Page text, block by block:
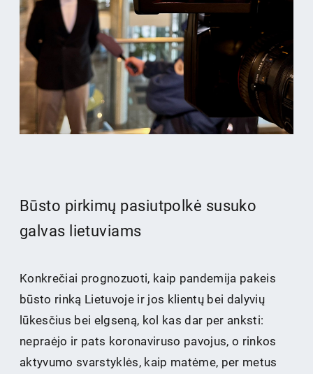
Būsto pirkimų pasiutpolkė susuko
galvas lietuviams
Konkrečiai prognozuoti, kaip pandemija pakeis
būsto rinką Lietuvoje ir jos klientų bei dalyvių
lūkesčius bei elgseną, kol kas dar per anksti:
nepraėjo ir pats koronaviruso pavojus, o rinkos
aktyvumo svarstyklės, kaip matėme, per metus